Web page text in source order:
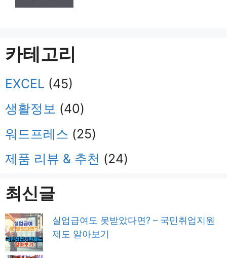
카테고리
EXCEL (45)
생활정보 (40)
워드프레스 (25)
제품 리뷰 & 추천 (24)
최신글
실업급여도 못받았다면? – 국민취업지원
제도 알아보기